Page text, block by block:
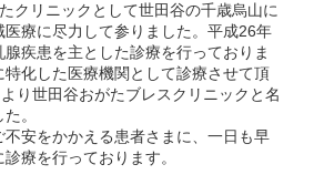
クリニックとして世田谷の千歳烏山に
医療に尽力して参りました。平成26年
疾患を主とした診療を行っておりま
化した医療機関として診療させて頂
り世田谷おがたブレスクリニックと名
。
安をかかえる患者さまに、一日も早
療を行っております。